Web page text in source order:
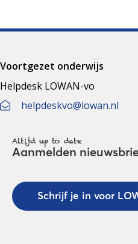
Voortgezet onderwijs
Helpdesk LOWAN-vo
helpdeskvo@lowan.nl
Altijd up to date
Aanmelden
Schrijf je in voor